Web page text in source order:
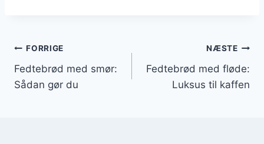
Indlægsnavigation
FORRIGE
Fedtebrød med smør:
Sådan gør du
NÆSTE
Fedtebrød med fløde:
Luksus til kaffen